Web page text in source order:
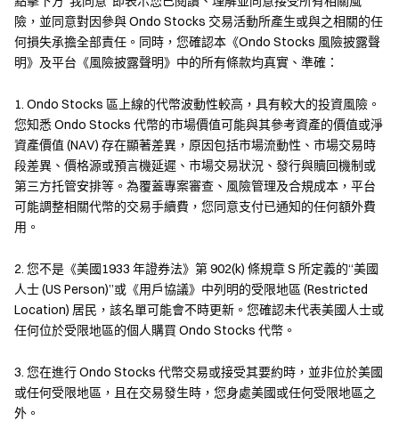
交易時間
僅在交易時間（非週末、節假日時間）
是否可分割
交易門檻
門檻較高，需要開設證券帳戶，受限於國家、KYC 等
是否可上鏈
中心化，傳統券商托管
在 Gate 交易股票代幣
Gate 提供多種交易方式，讓您可以像交易加密資產一樣，輕鬆參
與傳統股票市場。無論你是希望長期持有、短線槓桿操作，還是在
鏈上構建 DeFi 策略，在Gate 都能滿足您的需求
險，並同意對因參與 Ondo Stocks 交易活動所產生或與之相關的任
何損失承擔全部責任。同時，您確認本《Ondo Stocks 風險披露聲
明》及平台《風險披露聲明》中的所有條款均真實、準確：
1. Ondo Stocks 區上線的代幣波動性較高，具有較大的投資風險。
您知悉 Ondo Stocks 代幣的市場價值可能與其參考資產的價值或淨
資產價值 (NAV) 存在顯著差異，原因包括市場流動性、市場交易時
段差異、價格源或預言機延遲、市場交易狀況、發行與贖回機制或
第三方托管安排等。為覆蓋專案審查、風險管理及合規成本，平台
可能調整相關代幣的交易手續費，您同意支付已通知的任何額外費
用。
2. 您不是《美國1933 年證券法》第 902(k) 條規章 S 所定義的“美國
人士 (US Person)”或《用戶協議》中列明的受限地區 (Restricted
Location) 居民，該名單可能會不時更新。您確認未代表美國人士或
任何位於受限地區的個人購買 Ondo Stocks 代幣。
3. 您在進行 Ondo Stocks 代幣交易或接受其要約時，並非位於美國
或任何受限地區，且在交易發生時，您身處美國或任何受限地區之
外。